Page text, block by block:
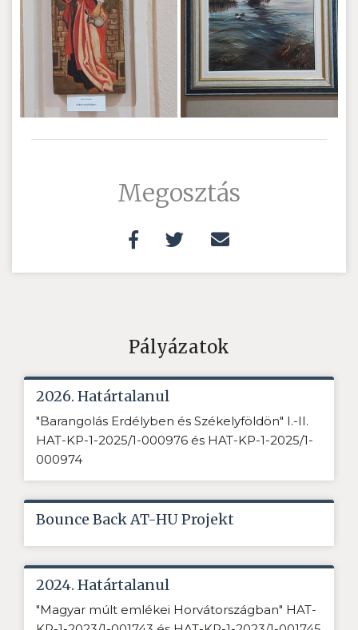
Megosztás
Pályázatok
2026. Határtalanul
"Barangolás Erdélyben és Székelyföldön" I.-II.
HAT-KP-1-2025/1-000976 és HAT-KP-1-2025/1-
000974
Bounce Back AT-HU Projekt
2024. Határtalanul
"Magyar múlt emlékei Horvátországban" HAT-